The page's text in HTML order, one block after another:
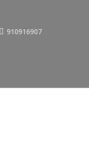
910916907